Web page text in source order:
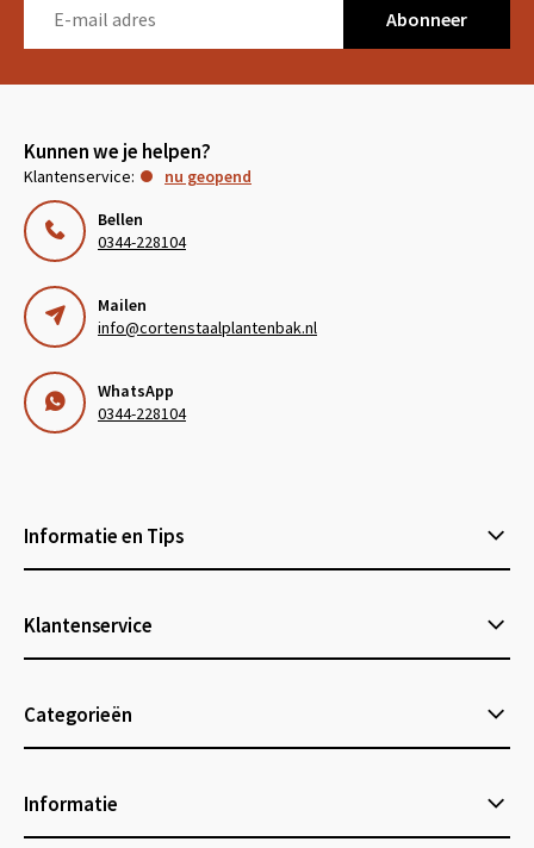
Abonneer
Kunnen we je helpen?
Klantenservice:
nu geopend
Bellen
0344-228104
Mailen
info@cortenstaalplantenbak.nl
WhatsApp
0344-228104
Informatie en Tips
Klantenservice
Categorieën
Informatie